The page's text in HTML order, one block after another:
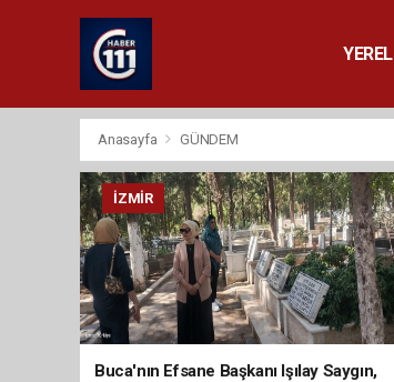
YEREL
Anasayfa GÜNDEM
İZMIR
Buca'nın Efsane Başkanı Işılay Saygın,